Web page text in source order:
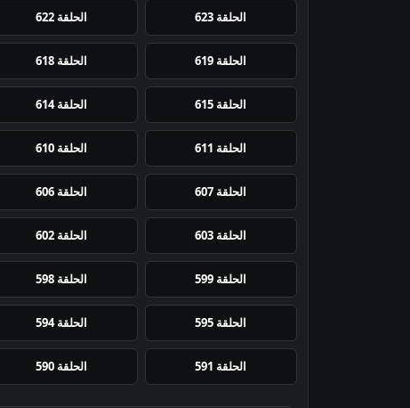
الحلقة 623 الحلقة 622
الحلقة 619 الحلقة 618
الحلقة 615 الحلقة 614
الحلقة 611 الحلقة 610
الحلقة 607 الحلقة 606
الحلقة 603 الحلقة 602
الحلقة 599 الحلقة 598
الحلقة 595 الحلقة 594
الحلقة 591 الحلقة 590